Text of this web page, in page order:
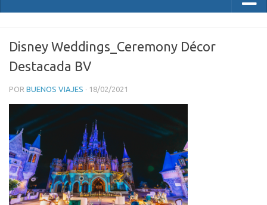
Disney Weddings_Ceremony Décor
Destacada BV
POR BUENOS VIAJES · 18/02/2021